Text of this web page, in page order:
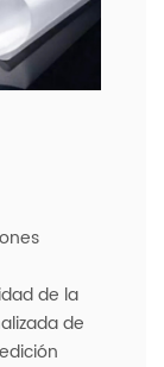
de la
de